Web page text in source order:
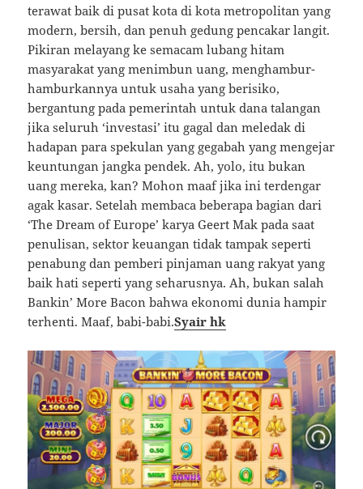
terawat baik di pusat kota di kota metropolitan yang
modern, bersih, dan penuh gedung pencakar langit.
Pikiran melayang ke semacam lubang hitam
masyarakat yang menimbun uang, menghambur-
hamburkannya untuk usaha yang berisiko,
bergantung pada pemerintah untuk dana talangan
jika seluruh ‘investasi’ itu gagal dan meledak di
hadapan para spekulan yang gegabah yang mengejar
keuntungan jangka pendek. Ah, yolo, itu bukan
uang mereka, kan? Mohon maaf jika ini terdengar
agak kasar. Setelah membaca beberapa bagian dari
‘The Dream of Europe’ karya Geert Mak pada saat
penulisan, sektor keuangan tidak tampak seperti
penabung dan pemberi pinjaman uang rakyat yang
baik hati seperti yang seharusnya. Ah, bukan salah
Bankin’ More Bacon bahwa ekonomi dunia hampir
terhenti. Maaf, babi-babi.Syair hk